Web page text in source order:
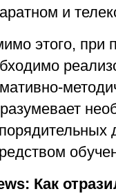
и
этого, при
Как